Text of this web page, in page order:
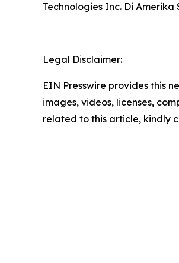
Technologies Inc. Di
Legal Disclaimer:
EIN Presswire provides this
images, videos, licenses,
related to this article, kindly